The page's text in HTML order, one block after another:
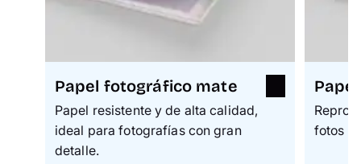
Papel fotográfico mate
Papel resistente y de alta calidad,
ideal para fotografías con gran
detalle.
fotos